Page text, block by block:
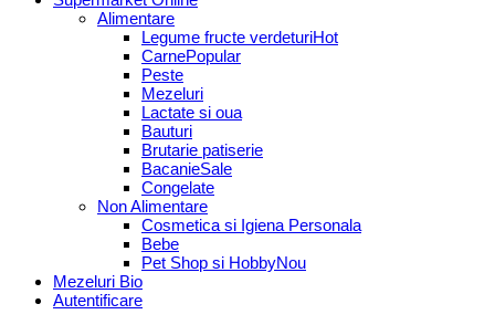
Alimentare
Legume fructe verdeturi
Carne
Peste
Mezeluri
Lactate si oua
Bauturi
Brutarie patiserie
Bacanie
Congelate
Non Alimentare
Cosmetica si Igiena Personala
Bebe
Pet Shop si Hobby
Mezeluri Bio
Autentificare